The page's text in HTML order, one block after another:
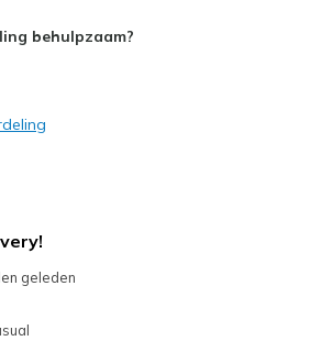
true to width
behulpzaam?
geleden